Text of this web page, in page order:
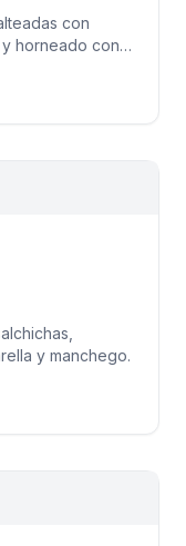
con
horneado con
y manchego.